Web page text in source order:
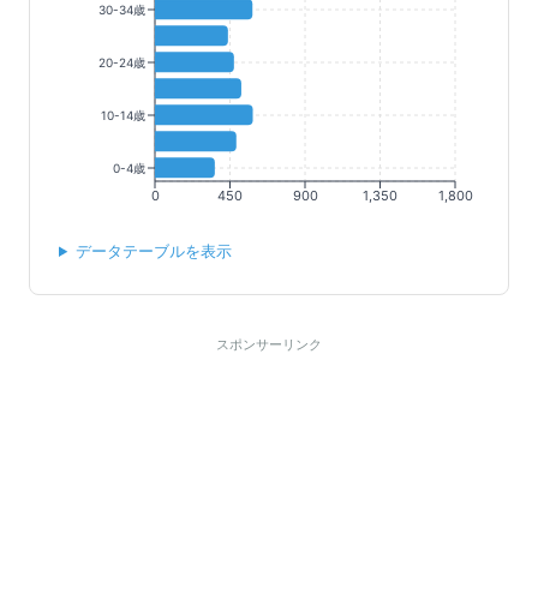
0 450 900 1,350 1,800
30-34歳
20-24歳
10-14歳
0-4歳
データテーブルを表示
スポンサーリンク